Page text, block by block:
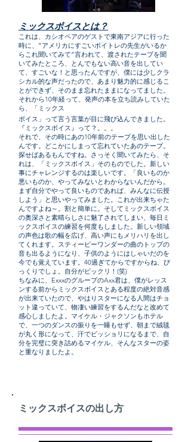
ミックスボイスとは？
これは、カシオペアのゲストで東南アジアに行った
時に、”アメリカにすごいボイトレの先生がいるか
らこれ聞いてみて”言われて、渡されたテープを聞
いてみたところ、とんでもない高い音を出してい
て、すごいな！と思ったんですが、僕には少しクラ
シカル的な声だったので、あまり魅力的に感じるこ
とができず、そのまま忘れたままになってました。
それから10年経って、発声の本を立ち読みしていた
ら、「ミックス
ボイス」って言う言葉が目に飛び込んできました。
『ミックスボイス』って？。。。
それで、その時にあの10年前のテープを思い出した
んです。どこかにしまって忘れていたあのテープ。
探せばあるもんですね。さっそく聞いてみたら、そ
れは、「ミックスボイス」そのものでした。新しい
事にチャレンジするのは楽しいです。「良いものか
悪いものか、やってみないとわからないんだから。
まず自分でやって良いものであれば、みんなに伝授
しよう」と思いやってみました。これが出来ちゃた
んですよね～。割と簡単に。そしてミックスボイス
の奥深さと素晴らしさに魅了されてしまい、毎日ミ
ックスボイスの練習を何度もしました。新しい領域
の声色は歌の幅を広げ、高い声にもメリハリを出し
てくれます。スティービーワンダーの曲のトップの
音も出るようになり、子供のようにはしゃいだのを
今でも覚えています。40過ぎてからですからね、び
っくりでしょ。自分がビックリ！(笑)
ちなみに、ExxxのグループのAxx君は、僕がレッス
ンする前からミックスボイスとある程度の絶対音感
が出来ていたので、やはりスターになる人間はチョ
ット違っていて、物凄い練習をするんだなと改めて
感心しましたよ。マイケル・ジャクソンもホテル
で、一つのダンスの振りを一睡もせず、朝まで絨毯
が丸く形になって、汗でビッショリになるまで、自
分を完璧に突き詰めるマイケル、そんなスターの姿
と重なりましたよ。
ミックスボイスの出し方